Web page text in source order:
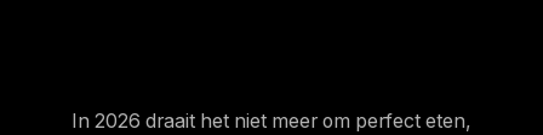
In 2026 draait het niet meer om perfect eten,